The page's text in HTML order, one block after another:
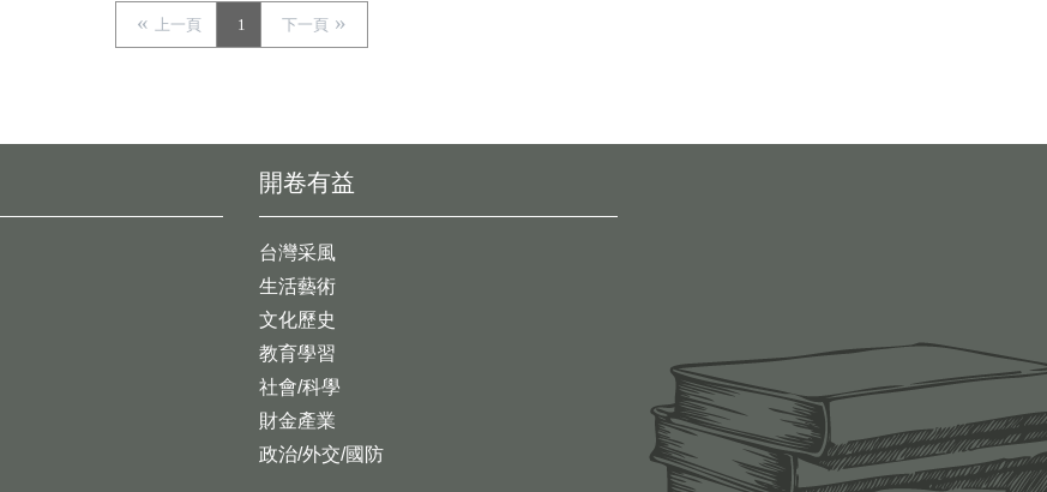
上一頁 1 下一頁
開卷有益
台灣采風
生活藝術
文化歷史
教育學習
社會/科學
財金產業
政治/外交/國防